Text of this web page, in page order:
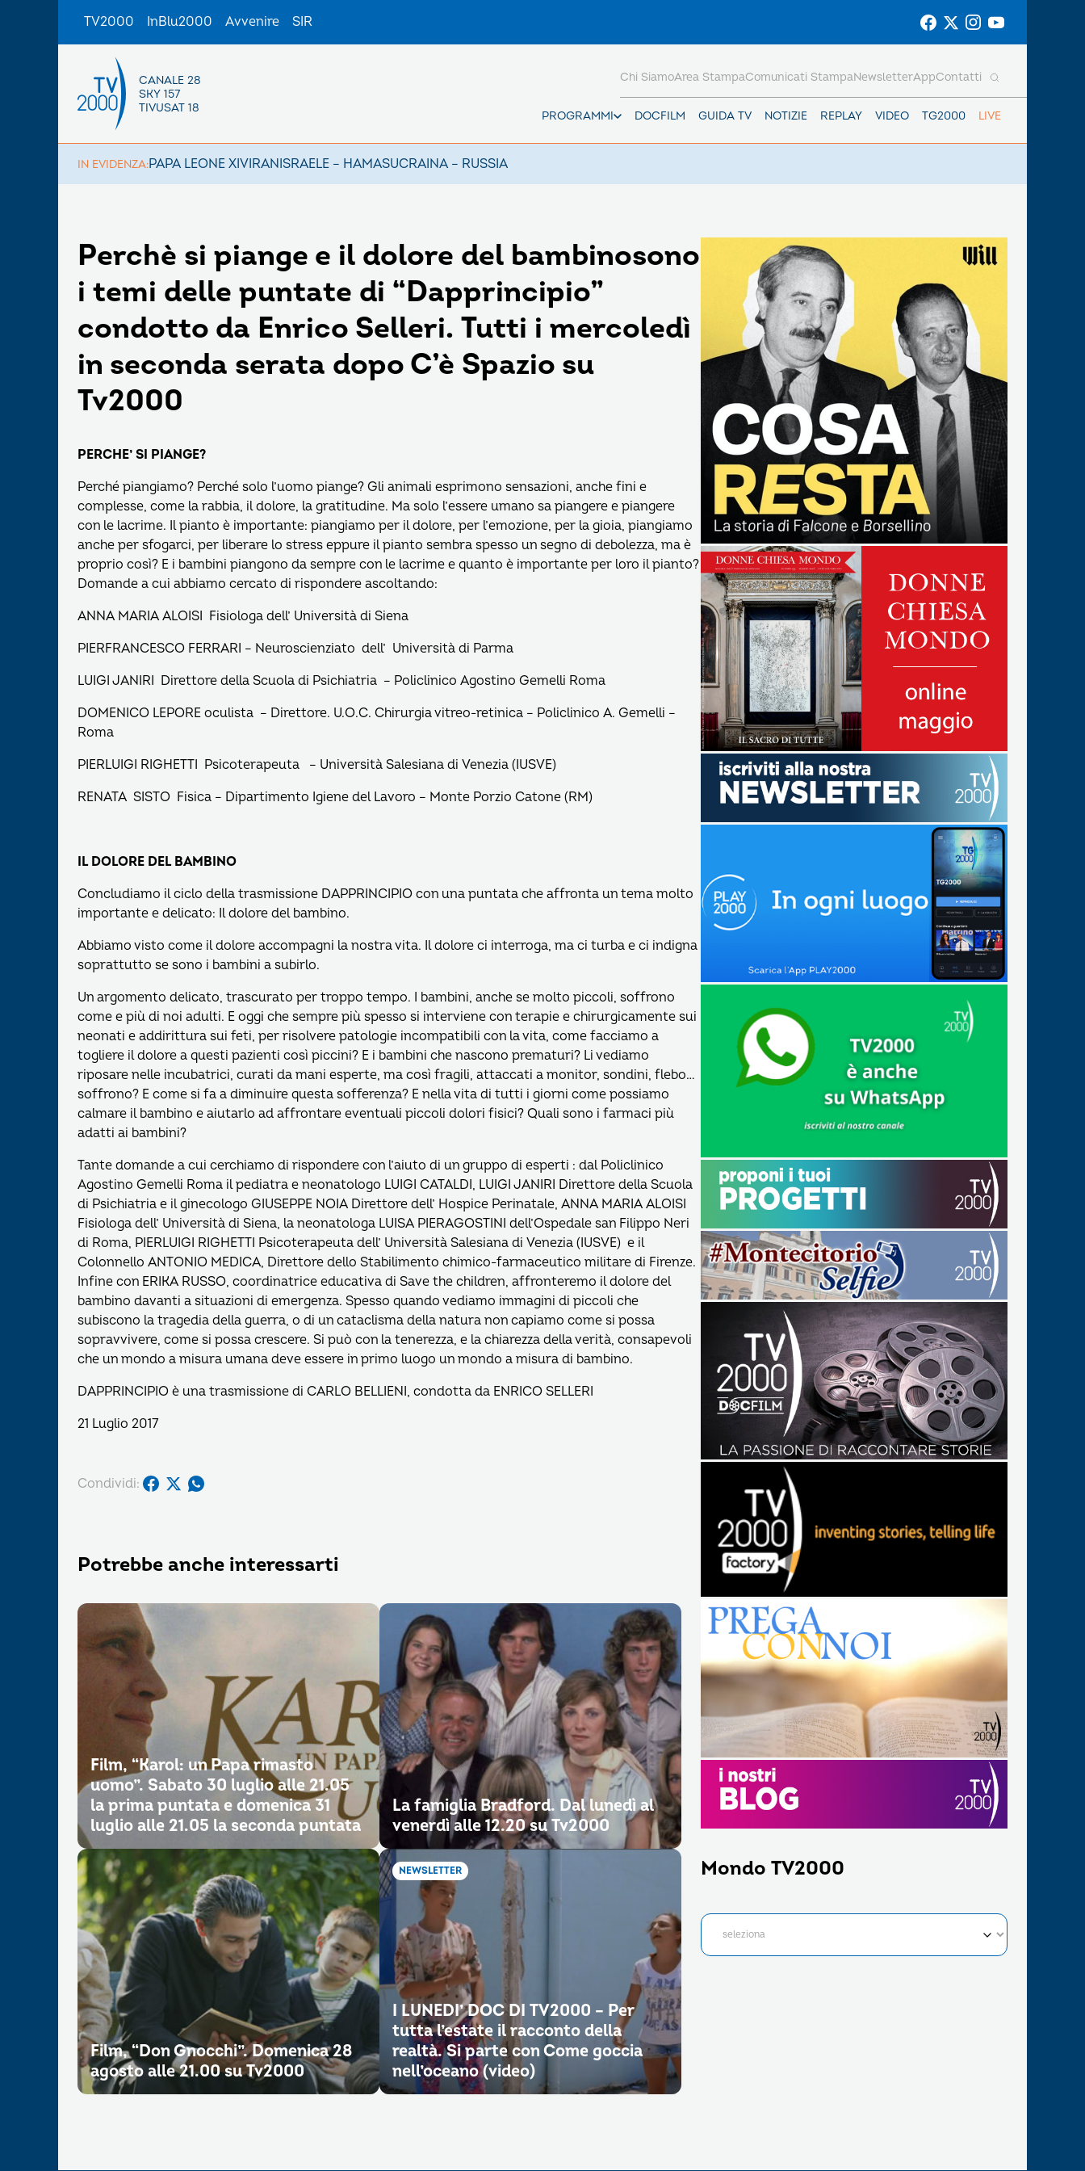
TV2000 InBlu2000 Avvenire SIR
CANALE 28
SKY 157
TIVUSAT 18
PROGRAMMI DOCFILM GUIDA TV NOTIZIE REPLAY VIDEO TG2000 LIVE
Chi SiamoArea StampaComunicati StampaNewsletterAppContatti
IN EVIDENZA:PAPA LEONE XIVIRANISRAELE – HAMASUCRAINA – RUSSIA
Perchè si piange e il dolore del bambinosono
i temi delle puntate di “Dapprincipio”
condotto da Enrico Selleri. Tutti i mercoledì
in seconda serata dopo C’è Spazio su
Tv2000
PERCHE’ SI PIANGE?
Perché piangiamo? Perché solo l’uomo piange? Gli animali esprimono sensazioni, anche fini e
complesse, come la rabbia, il dolore, la gratitudine. Ma solo l’essere umano sa piangere e piangere
con le lacrime. Il pianto è importante: piangiamo per il dolore, per l’emozione, per la gioia, piangiamo
anche per sfogarci, per liberare lo stress eppure il pianto sembra spesso un segno di debolezza, ma è
proprio così? E i bambini piangono da sempre con le lacrime e quanto è importante per loro il pianto?
Domande a cui abbiamo cercato di rispondere ascoltando:
ANNA MARIA ALOISI Fisiologa dell’ Università di Siena
PIERFRANCESCO FERRARI – Neuroscienziato dell’ Università di Parma
LUIGI JANIRI Direttore della Scuola di Psichiatria – Policlinico Agostino Gemelli Roma
DOMENICO LEPORE oculista – Direttore. U.O.C. Chirurgia vitreo-retinica – Policlinico A. Gemelli –
Roma
PIERLUIGI RIGHETTI Psicoterapeuta – Università Salesiana di Venezia (IUSVE)
RENATA SISTO Fisica – Dipartimento Igiene del Lavoro – Monte Porzio Catone (RM)
IL DOLORE DEL BAMBINO
Concludiamo il ciclo della trasmissione DAPPRINCIPIO con una puntata che affronta un tema molto
importante e delicato: Il dolore del bambino.
Abbiamo visto come il dolore accompagni la nostra vita. Il dolore ci interroga, ma ci turba e ci indigna
soprattutto se sono i bambini a subirlo.
Un argomento delicato, trascurato per troppo tempo. I bambini, anche se molto piccoli, soffrono
come e più di noi adulti. E oggi che sempre più spesso si interviene con terapie e chirurgicamente sui
neonati e addirittura sui feti, per risolvere patologie incompatibili con la vita, come facciamo a
togliere il dolore a questi pazienti così piccini? E i bambini che nascono prematuri? Li vediamo
riposare nelle incubatrici, curati da mani esperte, ma così fragili, attaccati a monitor, sondini, flebo…
soffrono? E come si fa a diminuire questa sofferenza? E nella vita di tutti i giorni come possiamo
calmare il bambino e aiutarlo ad affrontare eventuali piccoli dolori fisici? Quali sono i farmaci più
adatti ai bambini?
Tante domande a cui cerchiamo di rispondere con l’aiuto di un gruppo di esperti : dal Policlinico
Agostino Gemelli Roma il pediatra e neonatologo LUIGI CATALDI, LUIGI JANIRI Direttore della Scuola
di Psichiatria e il ginecologo GIUSEPPE NOIA Direttore dell’ Hospice Perinatale, ANNA MARIA ALOISI
Fisiologa dell’ Università di Siena, la neonatologa LUISA PIERAGOSTINI dell’Ospedale san Filippo Neri
di Roma, PIERLUIGI RIGHETTI Psicoterapeuta dell’ Università Salesiana di Venezia (IUSVE) e il
Colonnello ANTONIO MEDICA, Direttore dello Stabilimento chimico-farmaceutico militare di Firenze.
Infine con ERIKA RUSSO, coordinatrice educativa di Save the children, affronteremo il dolore del
bambino davanti a situazioni di emergenza. Spesso quando vediamo immagini di piccoli che
subiscono la tragedia della guerra, o di un cataclisma della natura non capiamo come si possa
sopravvivere, come si possa crescere. Si può con la tenerezza, e la chiarezza della verità, consapevoli
che un mondo a misura umana deve essere in primo luogo un mondo a misura di bambino.
DAPPRINCIPIO è una trasmissione di CARLO BELLIENI, condotta da ENRICO SELLERI
21 Luglio 2017
Condividi:
Potrebbe anche interessarti
Film, “Karol: un Papa rimasto
uomo”. Sabato 30 luglio alle 21.05
la prima puntata e domenica 31
luglio alle 21.05 la seconda puntata
La famiglia Bradford. Dal lunedì al
venerdì alle 12.20 su Tv2000
Film, “Don Gnocchi”. Domenica 28
agosto alle 21.00 su Tv2000
NEWSLETTER
I LUNEDI’ DOC DI TV2000 – Per
tutta l’estate il racconto della
realtà. Si parte con Come goccia
nell’oceano (video)
Mondo TV2000